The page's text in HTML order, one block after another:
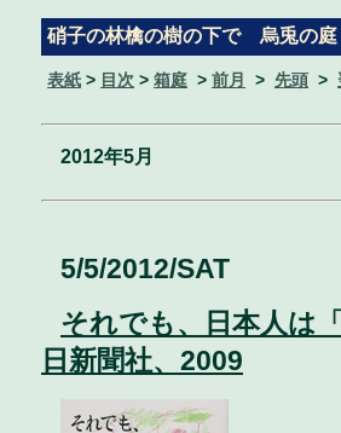
硝子の林檎の樹の下で 烏兎の
表紙 > 目次 > 箱庭 > 前月 > 先頭 >
2012年5月
5/5/2012/SAT
それでも、日本人は
日新聞社、2009